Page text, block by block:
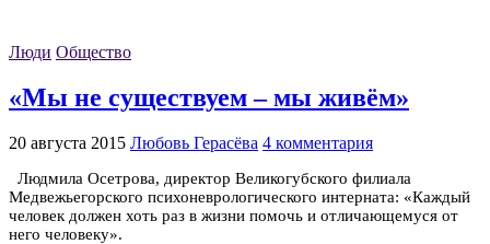
Люди Общество
«Мы не существуем – мы живём»
20 августа 2015 Любовь Герасёва 4 комментария
Людмила Осетрова, директор Великогубского филиала
Медвежьегорского психоневрологического интерната: «Каждый
человек должен хоть раз в жизни помочь и отличающемуся от
него человеку».